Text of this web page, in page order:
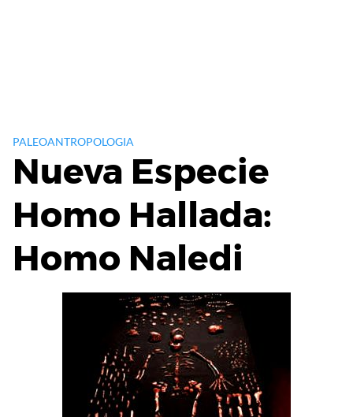
PALEOANTROPOLOGIA
Nueva Especie
Homo Hallada:
Homo Naledi